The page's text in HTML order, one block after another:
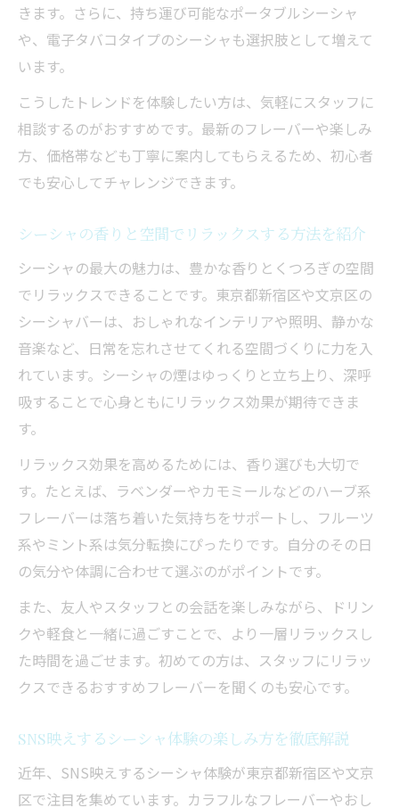
解説
未成年がシーシャを利用する場合の注意事
シーシャの害や健康リスクを未成年にも分
かりやすく
シーシャとタバコの年齢制限を比較してチ
ェック
SNSで話題のシーシャフレーバー人気ラン
キング
写真映えするシーシャの選び方とSNS活用
術
フルーツ系が人気のシーシャフレーバー体
験談
シーシャバーで映えるフレーバーの選び方
ガイド
シーシャを安全に楽しむための知識とコツ
シーシャを安全に楽しむための基本知識を
シーシャの害ややばいと言われる理由と対
策法
健康志向派のためのシーシャ選びと楽しみ
シーシャ利用の際に気を付けたいポイント
まとめ
初心者が守るべきシーシャの安全ルールと
きます。さらに、持ち運び可能なポータブルシーシャ
や、電子タバコタイプのシーシャも選択肢として増えて
います。
こうしたトレンドを体験したい方は、気軽にスタッフに
相談するのがおすすめです。最新のフレーバーや楽しみ
方、価格帯なども丁寧に案内してもらえるため、初心者
でも安心してチャレンジできます。
シーシャの香りと空間でリラックスする方法を紹介
シーシャの最大の魅力は、豊かな香りとくつろぎの空間
でリラックスできることです。東京都新宿区や文京区の
シーシャバーは、おしゃれなインテリアや照明、静かな
音楽など、日常を忘れさせてくれる空間づくりに力を入
れています。シーシャの煙はゆっくりと立ち上り、深呼
吸することで心身ともにリラックス効果が期待できま
す。
リラックス効果を高めるためには、香り選びも大切で
す。たとえば、ラベンダーやカモミールなどのハーブ系
フレーバーは落ち着いた気持ちをサポートし、フルーツ
系やミント系は気分転換にぴったりです。自分のその日
の気分や体調に合わせて選ぶのがポイントです。
また、友人やスタッフとの会話を楽しみながら、ドリン
クや軽食と一緒に過ごすことで、より一層リラックスし
た時間を過ごせます。初めての方は、スタッフにリラッ
クスできるおすすめフレーバーを聞くのも安心です。
SNS映えするシーシャ体験の楽しみ方を徹底解説
近年、SNS映えするシーシャ体験が東京都新宿区や文京
区で注目を集めています。カラフルなフレーバーやおし